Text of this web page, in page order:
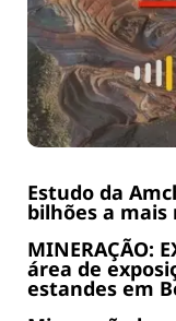
Estudo da
bilhões a mais
MINERAÇÃO:
área de
estandes em